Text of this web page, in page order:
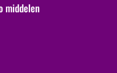
middelen